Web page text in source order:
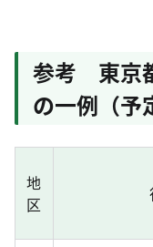
参考 東京
の一例（予
地
区